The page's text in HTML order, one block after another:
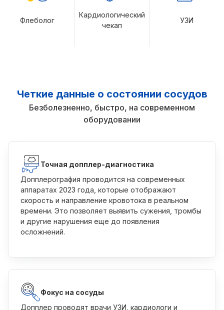
Флеболог
Кардиологический
чекап
УЗИ
Четкие данные о состоянии сосудов
Безболезненно, быстро, на современном
оборудовании
Точная допплер-диагностика
Допплерография проводится на современных
аппаратах 2023 года, которые отображают
скорость и направление кровотока в реальном
времени. Это позволяет выявить сужения, тромбы
и другие нарушения еще до появления
осложнений.
Фокус на сосуды
Допплер проводят врачи УЗИ, кардиологи и